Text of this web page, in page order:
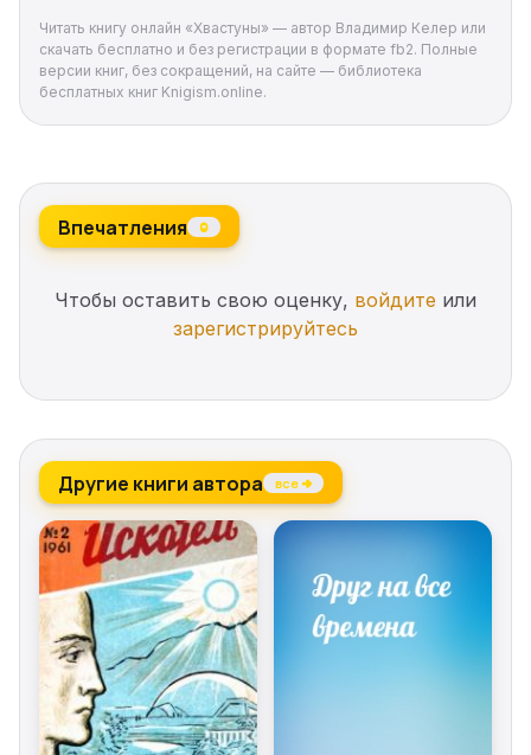
Читать книгу онлайн «Хвастуны» — автор Владимир Келер или
скачать бесплатно и без регистрации в формате fb2. Полные
версии книг, без сокращений, на сайте — библиотека
бесплатных книг Knigism.online.
Впечатления 0
Чтобы оставить свою оценку, войдите или
зарегистрируйтесь
Другие книги автора все →